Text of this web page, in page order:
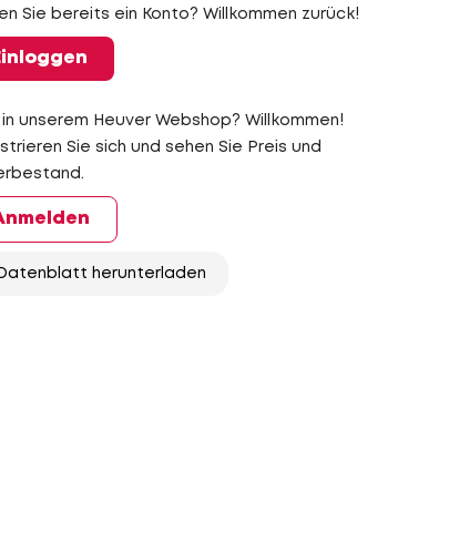
Sie bereits ein Konto? Willkommen zurück!
in unserem Heuver Webshop? Willkommen!
Sie sich und sehen Sie Preis und
Datenblatt herunterladen